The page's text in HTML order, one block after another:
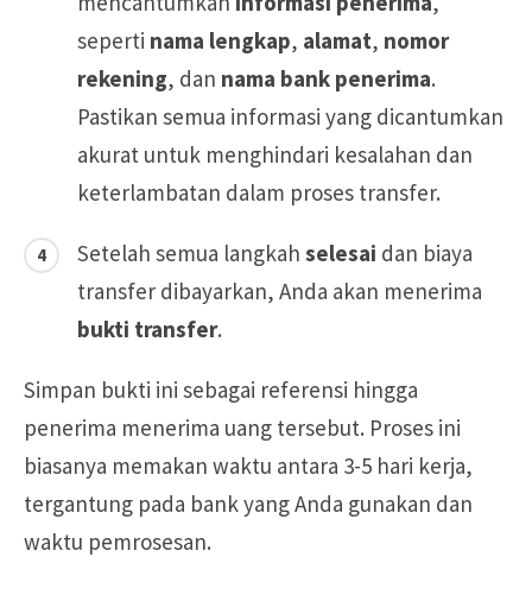
seperti nama lengkap, alamat, nomor
rekening, dan nama bank penerima.
Pastikan semua informasi yang dicantumkan
akurat untuk menghindari kesalahan dan
keterlambatan dalam proses transfer.
Setelah semua langkah selesai dan biaya
transfer dibayarkan, Anda akan menerima
bukti transfer.
Simpan bukti ini sebagai referensi hingga
penerima menerima uang tersebut. Proses ini
biasanya memakan waktu antara 3-5 hari kerja,
tergantung pada bank yang Anda gunakan dan
waktu pemrosesan.